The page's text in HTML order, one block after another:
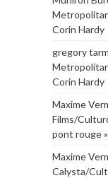
Corin Hardy
gregory
Corin Hardy
Maxime
Films/
pont rouge
Maxime
Calysta/